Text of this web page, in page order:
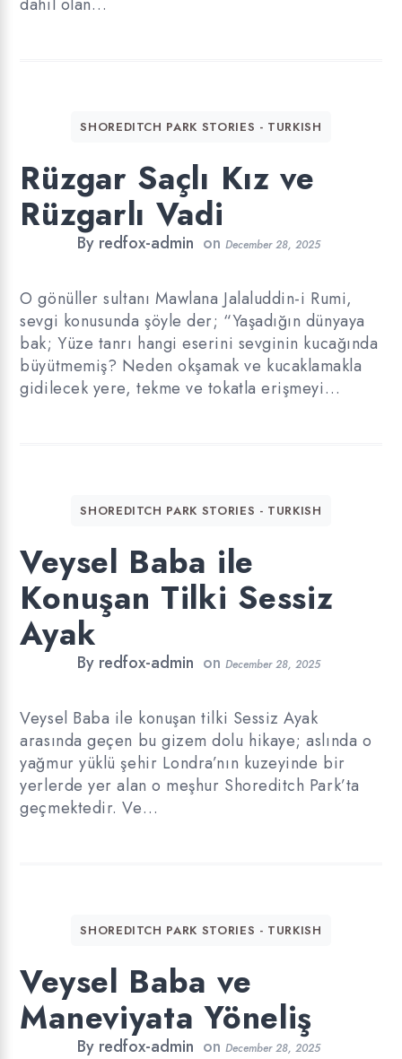
SHOREDITCH PARK STORIES - TURKISH
Rüzgar Saçlı Kız ve
Rüzgarlı Vadi
By redfox-admin on December 28, 2025
O gönüller sultanı Mawlana Jalaluddin-i Rumi,
sevgi konusunda şöyle der; “Yaşadığın dünyaya
bak; Yüze tanrı hangi eserini sevginin kucağında
büyütmemiş? Neden okşamak ve kucaklamakla
gidilecek yere, tekme ve tokatla erişmeyi…
SHOREDITCH PARK STORIES - TURKISH
Veysel Baba ile
Konuşan Tilki Sessiz
Ayak
By redfox-admin on December 28, 2025
Veysel Baba ile konuşan tilki Sessiz Ayak
arasında geçen bu gizem dolu hikaye; aslında o
yağmur yüklü şehir Londra’nın kuzeyinde bir
yerlerde yer alan o meşhur Shoreditch Park’ta
geçmektedir. Ve…
SHOREDITCH PARK STORIES - TURKISH
Veysel Baba ve
Maneviyata Yöneliş
By redfox-admin on December 28, 2025